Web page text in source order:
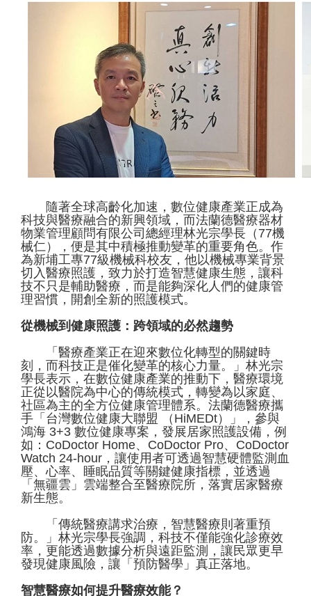
隨著全球高齡化加速，數位健康產業正成為
科技與醫療融合的新興領域，而法蘭德醫療器材
物業管理顧問有限公司總經理林光宗學長（77機
械仁），便是其中積極推動變革的重要角色。作
為新埔工專77級機械科校友，他以機械專業背景
切入醫療照護，致力於打造智慧健康生態，讓科
技不只是輔助醫療，而是能夠深化人們的健康管
理習慣，開創全新的照護模式。
從機械到健康照護：跨領域的必然趨勢
「醫療產業正在迎來數位化轉型的關鍵時
刻，而科技正是催化變革的核心力量。」林光宗
學長表示，在數位健康產業的推動下，醫療環境
正從以醫院為中心的傳統模式，轉變為以家庭、
社區為主的全方位健康管理體系。法蘭德醫療攜
手「台灣數位健康大聯盟 （HiMEDt）」，參與
鴻海 3+3 數位健康專案，發展居家照護設備，例
如：CoDoctor Home、CoDoctor Pro、CoDoctor
Watch 24-hour，讓使用者可透過智慧硬體監測血
壓、心率、睡眠品質等關鍵健康指標，並透過
「無疆雲」雲端整合至醫療院所，落實居家醫療
新生態。
「傳統醫療講求治療，智慧醫療則著重預
防。」林光宗學長強調，科技不僅能強化診療效
率，更能透過數據分析與遠距監測，讓民眾更早
發現健康風險，讓「預防醫學」真正落地。
智慧醫療如何提升醫療效能？